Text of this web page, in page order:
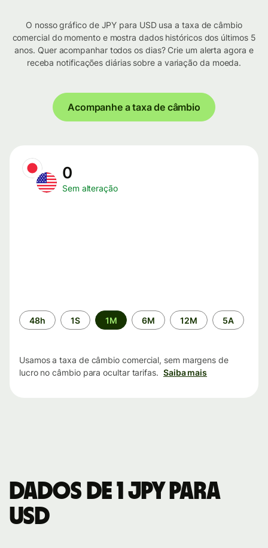
O nosso gráfico de JPY para USD usa a taxa de câmbio
comercial do momento e mostra dados históricos dos últimos 5
anos. Quer acompanhar todos os dias? Crie um alerta agora e
receba notificações diárias sobre a variação da moeda.
Acompanhe a taxa de câmbio
0
Sem alteração
Período
de
48h 1S 1M 6M 12M 5A
Usamos a taxa de câmbio comercial, sem margens de
lucro no câmbio para ocultar tarifas. Saiba mais
Dados de 1 JPY para
USD